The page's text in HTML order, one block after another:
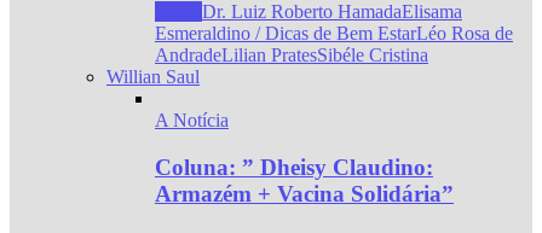
Dr. Luiz Roberto HamadaElisama
Esmeraldino / Dicas de Bem EstarLéo Rosa de
AndradeLilian PratesSibéle Cristina
Willian Saul
A Notícia
Coluna: ” Dheisy Claudino:
Armazém + Vacina Solidária”